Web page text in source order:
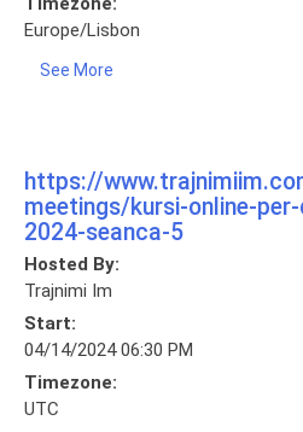
Europe/Lisbon
See More
https://
meetings/kursi-online-
2024-seanca-5
Hosted By:
Trajnimi Im
Start:
04/14/2024 06:30 PM
Timezone:
UTC